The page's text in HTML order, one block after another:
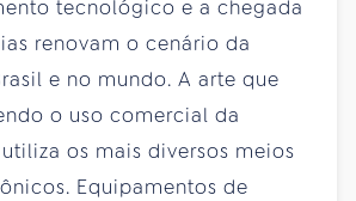
tecnológico e a chegada
renovam o cenário da
e no mundo. A arte que
o uso comercial da
os mais diversos meios
Equipamentos de